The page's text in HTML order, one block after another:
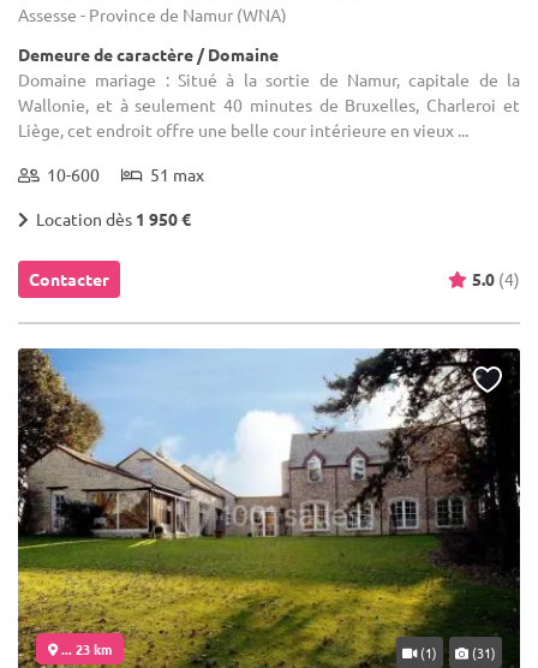
Assesse - Province de Namur (WNA)
Demeure de caractère / Domaine
Domaine mariage : Situé à la sortie de Namur, capitale de la
Wallonie, et à seulement 40 minutes de Bruxelles, Charleroi et
Liège, cet endroit offre une belle cour intérieure en vieux ...
10-600 51 max
Location dès 1 950 €
Contacter 5.0 (4)
... 23 km (1) (31)